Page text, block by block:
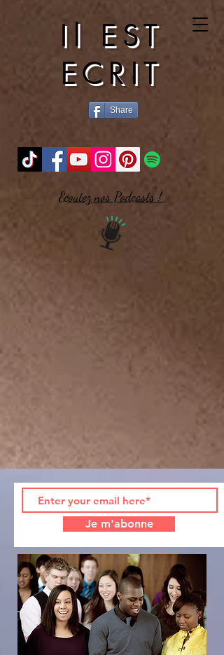
Il EST
ECRIT
Share
Ecoutez nos Podcasts !
Je m'abonne